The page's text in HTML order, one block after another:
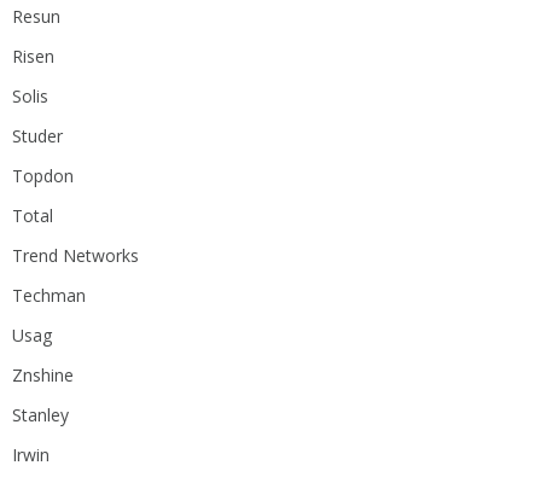
Resun
Risen
Solis
Studer
Topdon
Total
Trend Networks
Techman
Usag
Znshine
Stanley
Irwin